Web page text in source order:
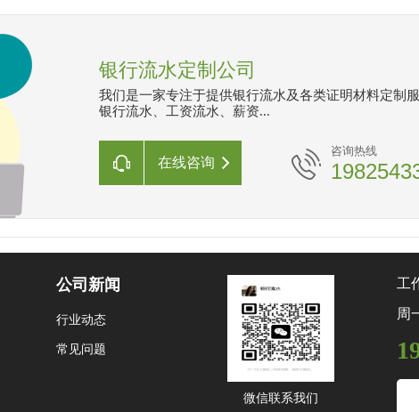
银行流水定制公司
我们是一家专注于提供银行流水及各类证明材料定制
银行流水、工资流水、薪资...
在线咨询
咨询热线
公司新闻
行业动态
常见问题
微信联系我们
工
周